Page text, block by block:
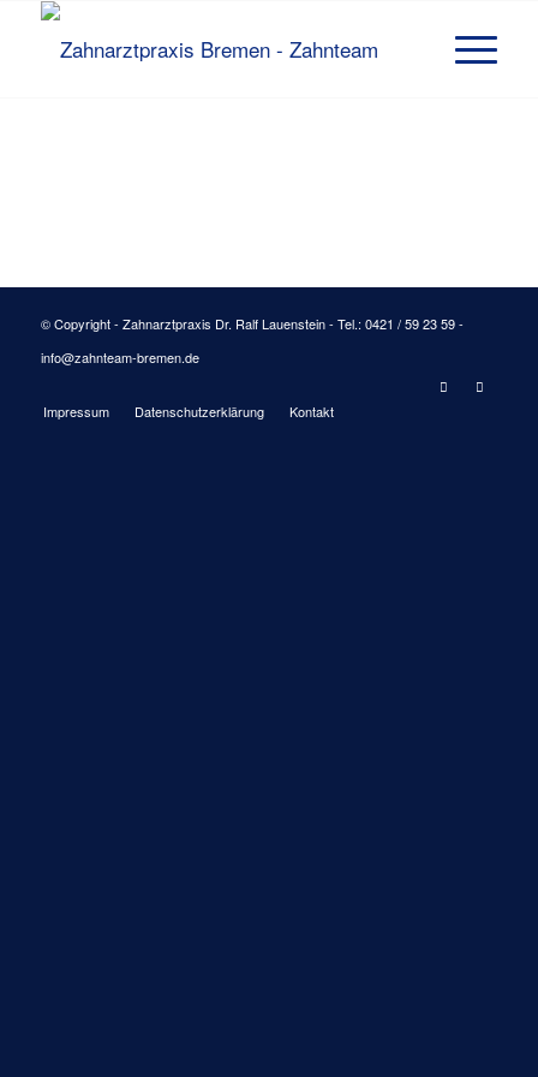
© Copyright - Zahnarztpraxis Dr. Ralf Lauenstein - Tel.: 0421 / 59 23 59 -
info@zahnteam-bremen.de
Impressum Datenschutzerklärung Kontakt